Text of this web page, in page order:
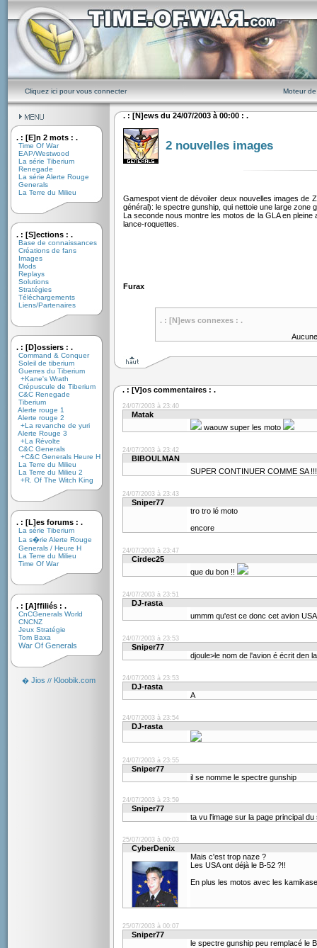
Cliquez ici pour vous connecter Moteur
. : [E]n 2 mots : .
Time Of War
EAP/Westwood
La série Tiberium
Renegade
La série Alerte Rouge
Generals
La Terre du Milieu
. : [S]ections : .
Base de connaissances
Créations de fans
Images
Mods
Replays
Solutions
Stratégies
Téléchargements
Liens/Partenaires
. : [D]ossiers : .
Command & Conquer
Soleil de tiberium
Guerres du Tiberium
+Kane's Wrath
Crépuscule de Tiberium
C&C Renegade
Tiberium
Alerte rouge 1
Alerte rouge 2
+La revanche de yuri
Alerte Rouge 3
+La Révolte
C&C Generals
+C&C Generals Heure H
La Terre du Milieu
La Terre du Milieu 2
+R. Of The Witch King
. : [L]es forums : .
La série Tiberium
La s�rie Alerte Rouge
Generals / Heure H
La Terre du Milieu
Time Of War
. : [A]ffiliés : .
CnCGenerals World
CNCNZ
Jeux Stratégie
Tom Baxa
War Of Generals
� Jios // Kloobik.com
. : [N]ews du 24/07/2003 à 00:00 : .
2 nouvelles images
Gamespot vient de dévoiler deux nouvelles images de
général): le spectre gunship, qui nettoie une large zone
La seconde nous montre les motos de la GLA en
lance-roquettes.
Furax
. : [N]ews connexes : .
. : [V]os commentaires : .
24/07/2003 à 23:40
Matak
waouw super les moto
24/07/2003 à 23:42
BIBOULMAN
SUPER CONTINUER COMME SA
24/07/2003 à 23:43
Sniper77
tro tro lé moto
encore
24/07/2003 à 23:47
Cirdec25
que du bon !!
24/07/2003 à 23:51
DJ-rasta
ummm qu'est ce donc cet avion
24/07/2003 à 23:53
Sniper77
djoule>le nom de l'avion é écrit den
24/07/2003 à 23:53
DJ-rasta
A
24/07/2003 à 23:54
DJ-rasta
24/07/2003 à 23:55
Sniper77
il se nomme le spectre gunship
24/07/2003 à 23:59
Sniper77
ta vu l'image sur la page principal du
25/07/2003 à 00:03
CyberDenix
Mais c'est trop naze ?
Les USA ont déjà le B-52 ?!!
En plus les motos avec les
25/07/2003 à 00:07
Sniper77
le spectre gunship peu remplacé le